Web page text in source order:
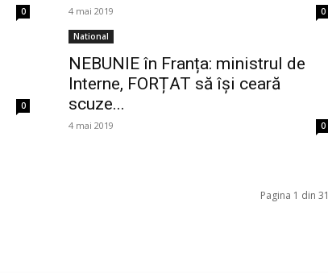
0 4 mai 2019 0
0
National
NEBUNIE în Franța: ministrul de
Interne, FORȚAT să își ceară
scuze...
4 mai 2019 0
Pagina 1 din 31